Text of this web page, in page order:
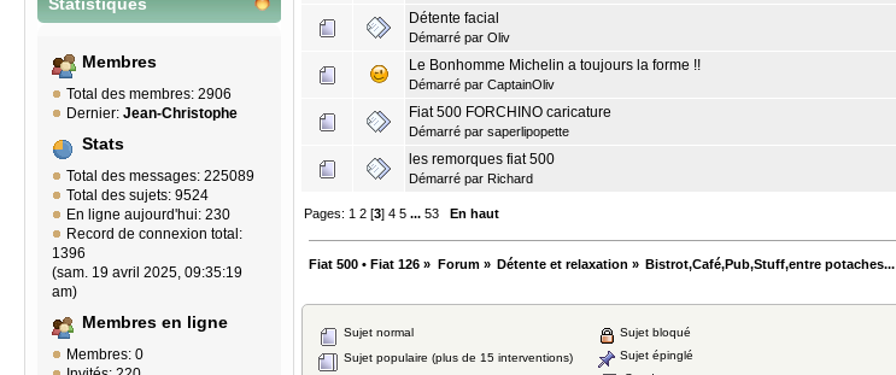
Statistiques
Membres
Total des membres: 2906
Dernier: Jean-Christophe
Stats
Total des messages: 225089
Total des sujets: 9524
En ligne aujourd'hui: 230
Record de connexion total:
1396
(sam. 19 avril 2025, 09:35:19
am)
Membres en ligne
Membres: 0
Détente facial
Démarré par Oliv
Le Bonhomme Michelin a toujours la forme !!
Démarré par CaptainOliv
Fiat 500 FORCHINO caricature
Démarré par saperlipopette
les remorques fiat 500
Démarré par Richard
Pages: 1 2 [3]4 5 ...53 En haut
Fiat 500 • Fiat 126 » Forum» Détente et relaxation » Bistrot,Café,Pub,Stuff,entre potaches...
Sujet normal
Sujet populaire (plus de 15 interventions)
Sujet bloqué
Sujet épinglé